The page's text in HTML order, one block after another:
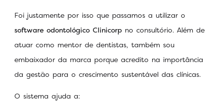
Foi justamente por isso que passamos a utilizar o
software odontológico Clinicorp no consultório. Além de
atuar como mentor de dentistas, também sou
embaixador da marca porque acredito na importância
da gestão para o crescimento sustentável das clínicas.
O sistema ajuda a: